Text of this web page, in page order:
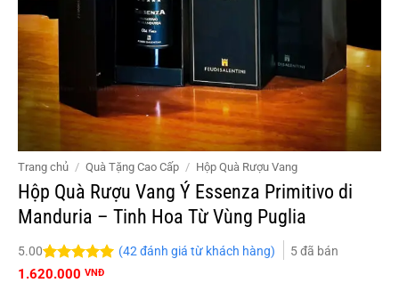
Trang chủ / Quà Tặng Cao Cấp / Hộp Quà Rượu Vang
Hộp Quà Rượu Vang Ý Essenza Primitivo di
Manduria – Tinh Hoa Từ Vùng Puglia
5.00
5.00trên 5
42
(42đánh giá từ khách hàng) 5đã bán
1.620.000 VNĐ